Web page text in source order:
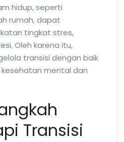
hidup, seperti
rumah, dapat
tingkat stres,
Oleh karena itu,
transisi dengan baik
mental dan
Transisi